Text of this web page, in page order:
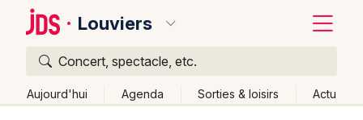
Louviers
Concert, spectacle, etc.
Aujourd'hui Agenda Sorties & loisirs Actu
Quoi ?